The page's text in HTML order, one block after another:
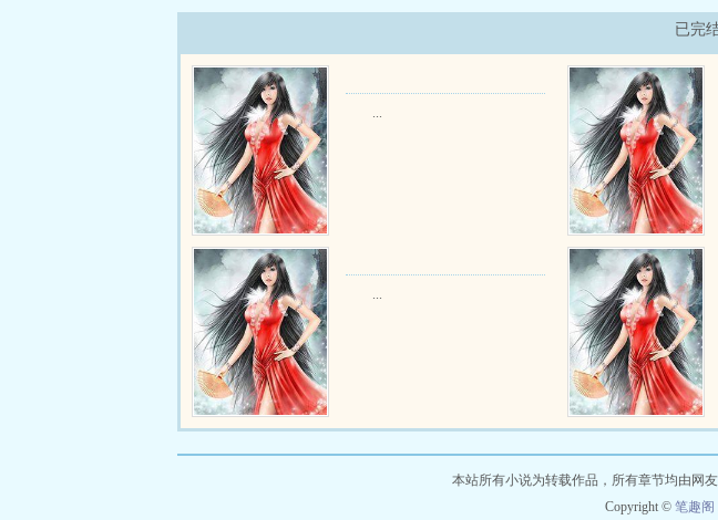
已完
...
...
本站所有小说为转载作品，所有章节均由网
Copyright © 笔趣阁